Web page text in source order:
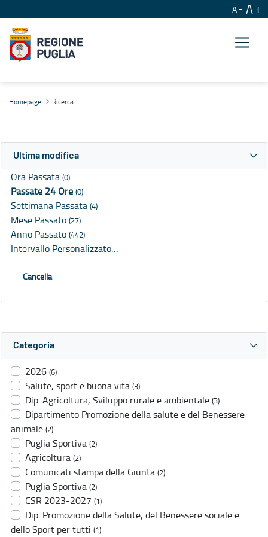
A A
Homepage Ricerca
Ultima modifica
Ora Passata (0)
Passate 24 Ore (0)
Settimana Passata (4)
Mese Passato (27)
Anno Passato (442)
Intervallo Personalizzato…
Cancella
Categoria
2026 (6)
Salute, sport e buona vita (3)
Dip. Agricoltura, Sviluppo rurale e ambientale (3)
Dipartimento Promozione della salute e del Benessere
animale (2)
Puglia Sportiva (2)
Agricoltura (2)
Comunicati stampa della Giunta (2)
Puglia Sportiva (2)
CSR 2023-2027 (1)
Dip. Promozione della Salute, del Benessere sociale e
dello Sport per tutti (1)